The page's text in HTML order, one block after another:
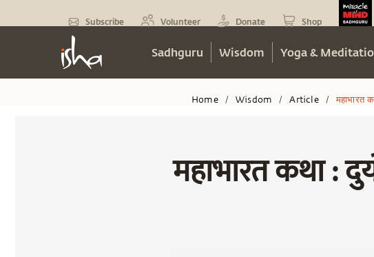
Subscribe Volunteer Donate Shop
Sadhguru Wisdom Yoga &
Home / Wisdom / Article / महाभारत
महाभारत कथा :